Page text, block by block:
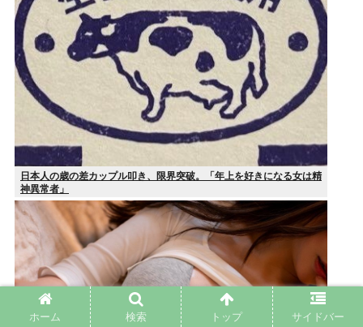
日本人の歳の差カップル叩き、限界突破。「年上を好きになる女は精
神異常者」
ホーム 検索 トップ サイドバー